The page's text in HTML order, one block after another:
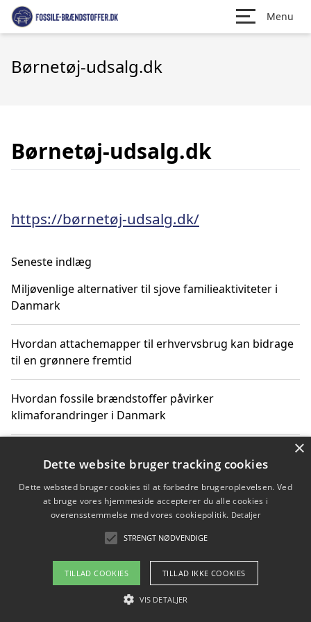
Menu
Børnetøj-udsalg.dk
Børnetøj-udsalg.dk
https://børnetøj-udsalg.dk/
Seneste indlæg
Miljøvenlige alternativer til sjove familieaktiviteter i
Danmark
Hvordan attachemapper til erhvervsbrug kan bidrage
til en grønnere fremtid
Hvordan fossile brændstoffer påvirker
klimaforandringer i Danmark
klimaændringer
Hvordan citater om fossile brændstoffer kan ændre
Copyright 2026 - Pilanto Aps
Om / kontakt
×
Dette website bruger tracking cookies
Dette websted bruger cookies til at forbedre brugeroplevelsen. Ved
at bruge vores hjemmeside accepterer du alle cookies i
overensstemmelse med vores cookiepolitik. Detaljer
STRENGT NØDVENDIGE
TILLAD COOKIES TILLAD IKKE COOKIES
VIS DETALJER